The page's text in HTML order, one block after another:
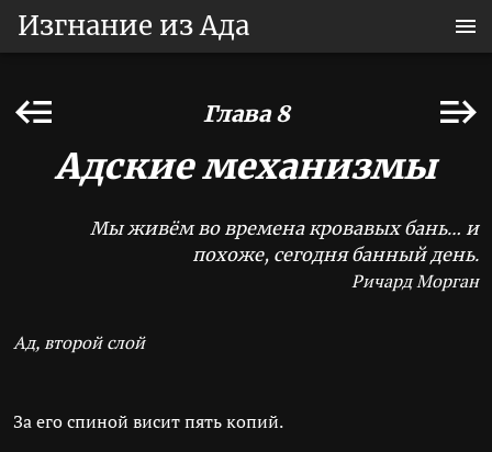
Изгнание из Ада
Глава 8
Адские механизмы
Мы живём во времена кровавых бань… и
похоже, сегодня банный день.
Ричард Морган
Ад, второй слой
За его спиной висит пять копий.